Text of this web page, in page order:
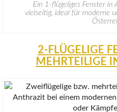
Ein 1-flügeliges Fenster in
vielseitig, ideal für moderne
2-FLÜGELIGE
MEHRTEILIGE